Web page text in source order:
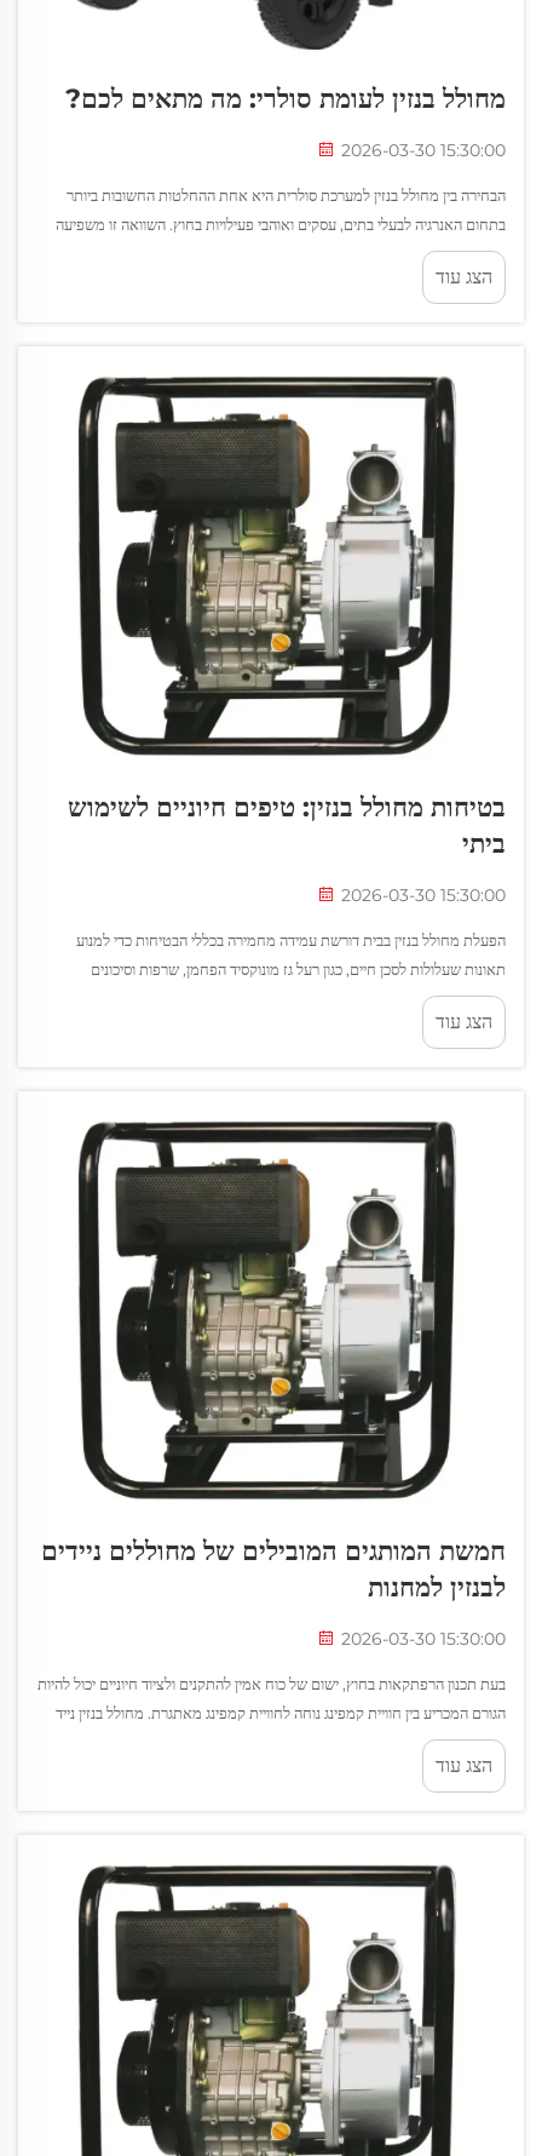
מחולל בנזין לעומת סולרי: מה מתאים לכם?
2026-03-30 15:30:00
הבחירה בין מחולל בנזין למערכת סולרית היא אחת ההחלטות החשובות ביותר
בתחום האנרגיה לבעלי בתים, עסקים ואוהבי פעילויות בחוץ. השוואה זו משפיעה
ישירות על עצמאות האנרגיה שלכם, על עלויות הפעלה ועל ההשפעה הסביבתית...
הצג עוד
בטיחות מחולל בנזין: טיפים חיוניים לשימוש
ביתי
2026-03-30 15:30:00
הפעלת מחולל בנזין בבית דורשת עמידה מחמירה בכללי הבטיחות כדי למנוע
תאונות שעלולות לסכן חיים, כגון רעל גז מונוקסיד הפחמן, שרפות וסיכונים
חשמליים. למרות שמקורות הכוח הניידים הללו מספקים אספקת חשמל חיונית...
הצג עוד
חמשת המותגים המובילים של מחוללים ניידים
לבנזין למחנות
2026-03-30 15:30:00
בעת תכנון הרפתקאות בחוץ, ישום של כוח אמין להתקנים ולציוד חיוניים יכול להיות
הגורם המכריע בין חוויית קמפינג נוחה לחוויית קמפינג מאתגרת. מחולל בנזין נייד
מספק אספקת חשמל עקיבה...
הצג עוד